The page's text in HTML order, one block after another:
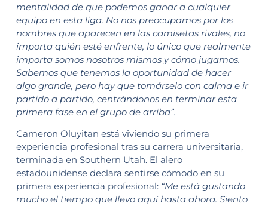
mentalidad de que podemos ganar a cualquier
equipo en esta liga. No nos preocupamos por los
nombres que aparecen en las camisetas rivales, no
importa quién esté enfrente, lo único que realmente
importa somos nosotros mismos y cómo jugamos.
Sabemos que tenemos la oportunidad de hacer
algo grande, pero hay que tomárselo con calma e ir
partido a partido, centrándonos en terminar esta
primera fase en el grupo de arriba”.
Cameron Oluyitan está viviendo su primera
experiencia profesional tras su carrera universitaria,
terminada en Southern Utah. El alero
estadounidense declara sentirse cómodo en su
primera experiencia profesional: “Me está gustando
mucho el tiempo que llevo aquí hasta ahora. Siento